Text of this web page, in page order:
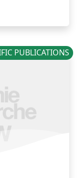
PUBLICATIONS